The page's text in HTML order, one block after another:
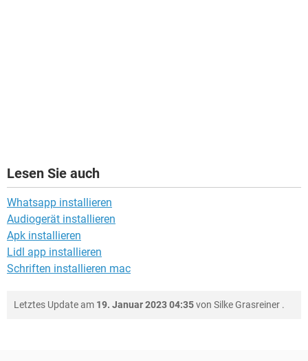
Lesen Sie auch
Whatsapp installieren
Audiogerät installieren
Apk installieren
Lidl app installieren
Schriften installieren mac
Letztes Update am 19. Januar 2023 04:35von Silke Grasreiner .